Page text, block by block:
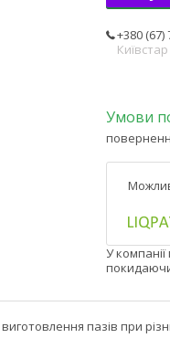
+380 (67)
Київстар
У
пазів при